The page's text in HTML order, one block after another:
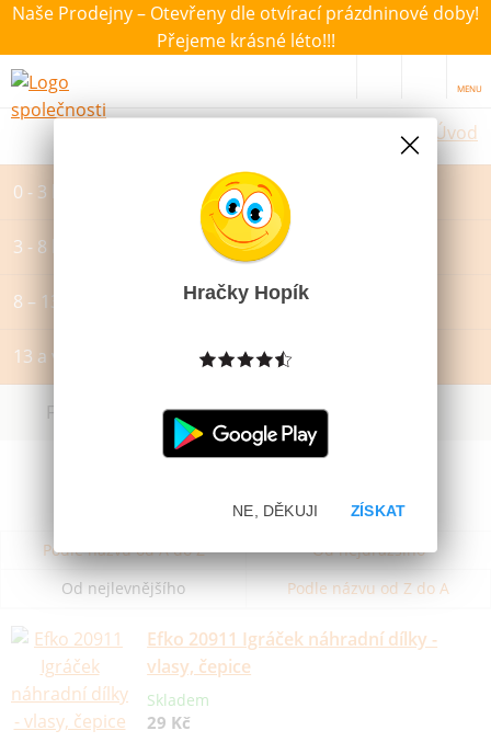
Naše Prodejny – Otevřeny dle otvírací prázdninové doby!
Přejeme krásné léto!!!
MENU
Úvod
0 - 3 let
3 - 8 let
8 – 13 let
13 a více let
Filtrovat dle dostupnosti, ceny, výrobce
Podle názvu od A do Z
Od nejdražšího
Od nejlevnějšího
Podle názvu od Z do A
Efko 20911 Igráček náhradní dílky -
vlasy, čepice
Skladem
29 Kč
Hračky Hopík
ZÍSKAT
NE, DĚKUJI